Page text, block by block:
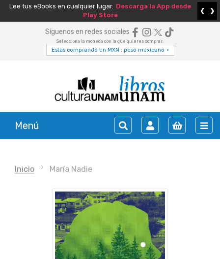
Lee tus eBooks en cualquier lugar. Descarga la App desde
Play Store
❮ ❯
Síguenos en redes sociales
Selecciona la moneda con la que quieres comprar:
Estás comprando en MXN : peso mexicano ▾
Menú
Inicio María Nadie